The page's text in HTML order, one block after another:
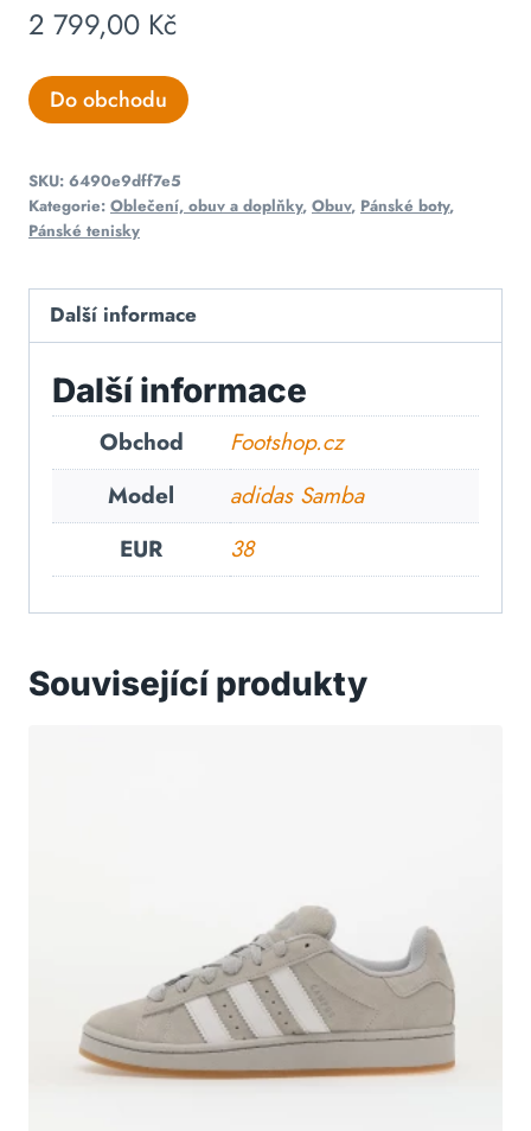
2 799,00 Kč
Do obchodu
SKU: 6490e9dff7e5
Kategorie: Oblečení, obuv a doplňky, Obuv, Pánské boty,
Pánské tenisky
Další informace
Další informace
Obchod
Footshop.cz
Model
adidas Samba
EUR
38
Související produkty